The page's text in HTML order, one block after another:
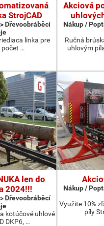
StrojCAD
Dřevoobráběcí
linka pre
počet …
Akciová
Nákup /
Ručná
uhlovým
len do
2024!!!
Dřevoobráběcí
kotúčové uhlové
DKP6, …
Nákup /
Využite 10%
píly